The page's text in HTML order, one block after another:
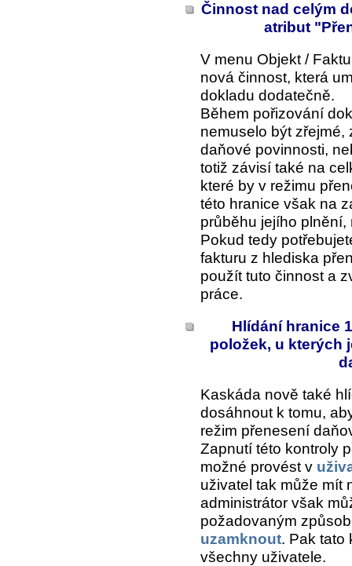
Činnost nad celým
atribut
V menu Objekt /
nová činnost, která
dokladu dodatečně.
Během pořizování
nemuselo být zřejmé,
daňové povinnosti,
totiž závisí také na
které by v režimu
této hranice však na
průběhu jejího
Pokud tedy
fakturu z hlediska
použít tuto činnost a
práce.
Hlídání hranice
položek, u kterých
Kaskáda nově také
dosáhnout k tomu,
režim přenesení
Zapnutí této kontroly
možné provést v
uživatel tak může mít
administrátor však
požadovaným
uzamknout. Pak tato
všechny uživatele.